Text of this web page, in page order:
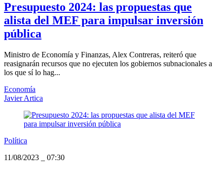
Presupuesto 2024: las propuestas que
alista del MEF para impulsar inversión
pública
Ministro de Economía y Finanzas, Alex Contreras, reiteró que
reasignarán recursos que no ejecuten los gobiernos subnacionales a
los que sí lo hag...
Economía
Javier Artica
Política
11/08/2023
07:30